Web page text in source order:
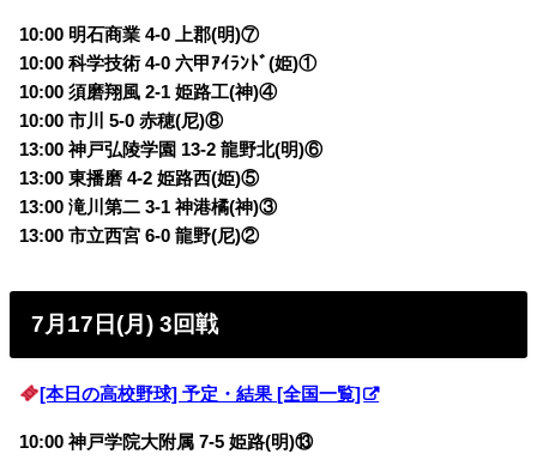
10:00 明石商業 4-0 上郡(明)⑦
10:00 科学技術 4-0 六甲ｱｲﾗﾝﾄﾞ(姫)①
10:00 須磨翔風 2-1 姫路工(神)④
10:00 市川 5-0 赤穂(尼)⑧
13:00 神戸弘陵学園 13-2 龍野北(明)⑥
13:00 東播磨 4-2 姫路西(姫)⑤
13:00 滝川第二 3-1 神港橘(神)③
13:00 市立西宮 6-0 龍野(尼)②
7月17日(月) 3回戦
[本日の高校野球] 予定・結果 [全国一覧]
10:00 神戸学院大附属 7-5 姫路(明)⑬